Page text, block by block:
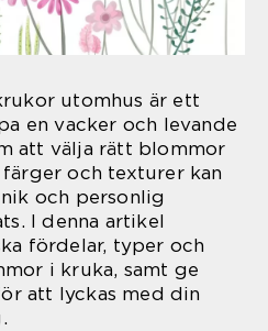
utomhus är ett
en vacker och levande
att välja rätt blommor
och texturer kan
och personlig
I denna artikel
fördelar, typer och
i kruka, samt ge
att lyckas med din